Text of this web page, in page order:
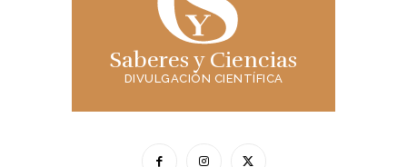
Saberes y Ciencias
DIVULGACIÓN CIENTÍFICA